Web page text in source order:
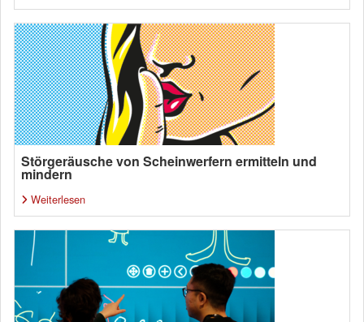
Störgeräusche von Scheinwerfern ermitteln und
mindern
Weiterlesen